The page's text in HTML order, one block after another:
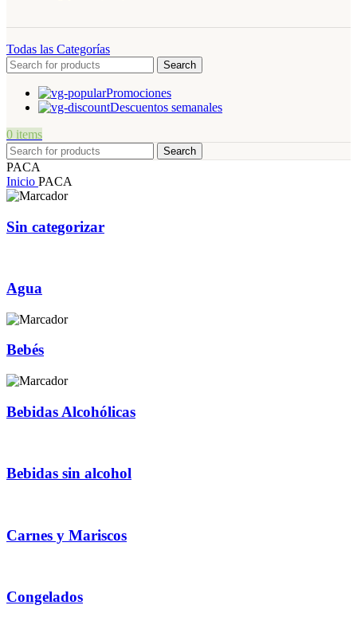
Todas las Categorías
Search
Promociones
Descuentos semanales
0 items
Search
PACA
Inicio PACA
Sin categorizar
Agua
Bebés
Bebidas Alcohólicas
Bebidas sin alcohol
Carnes y Mariscos
Congelados